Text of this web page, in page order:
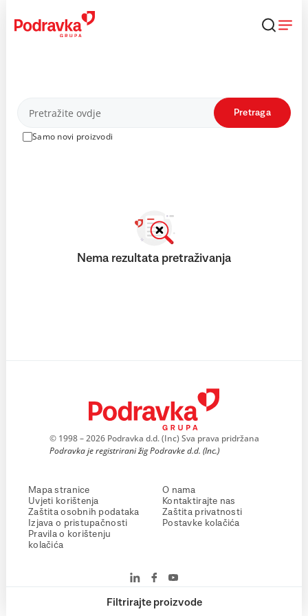
content
Proizvodi
Samo novi proizvodi
Pretraga
Filtrirajte proizvode
Nema rezultata pretraživanja
© 1998 – 2026 Podravka d.d. (Inc) Sva prava pridržana
Podravka je registrirani žig Podravke d.d. (Inc.)
Mapa stranice
Uvjeti korištenja
Zaštita osobnih podataka
Izjava o pristupačnosti
Pravila o korištenju
kolačića
O nama
Kontaktirajte nas
Zaštita privatnosti
Postavke kolačića